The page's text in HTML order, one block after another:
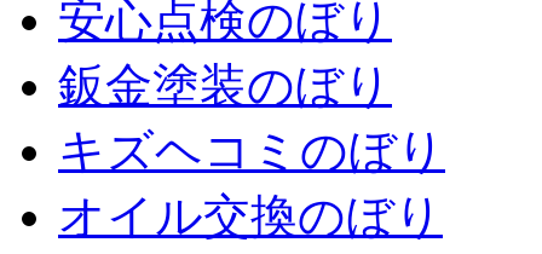
安心点検のぼり
鈑金塗装のぼり
キズヘコミのぼり
オイル交換のぼり